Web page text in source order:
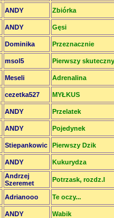
ANDY Zbiórka
ANDY Gęsi
Dominika Przeznacznie
msol5 Pierwszy
Meseli Adrenalina
cezetka527 MYŁKUS
ANDY Przelatek
ANDY Pojedynek
Stiepankowic Pierwszy Dzik
ANDY Kukurydza
Andrzej
Szeremet
Potrzask, rozdz.I
Adrianooo Te oczy...
ANDY Wabik